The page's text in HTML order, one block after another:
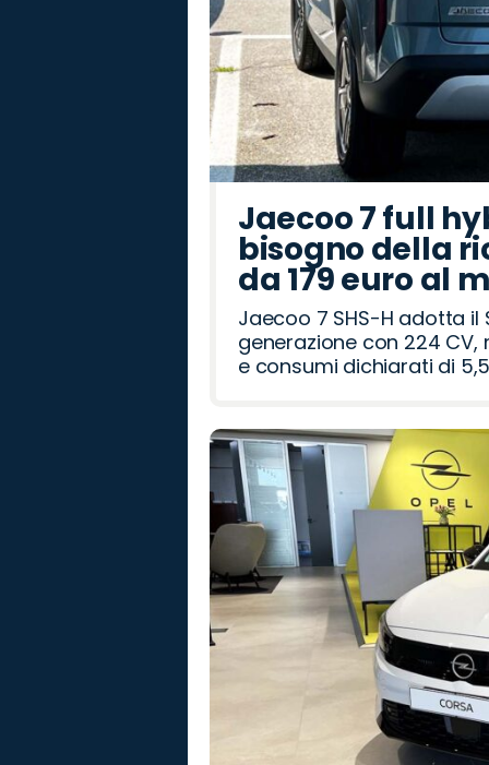
Jaecoo 7 full
bisogno della
da 179 euro al
Jaecoo 7 SHS-H adotta il
generazione con 224 CV,
e consumi dichiarati di